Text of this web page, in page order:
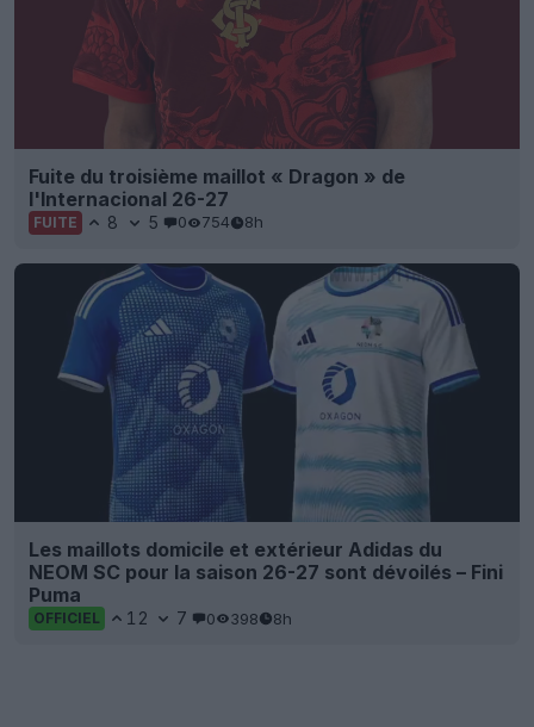
Fuite du troisième maillot « Dragon » de
l'Internacional 26-27
FUITE 8 5 0 754 8h
Les maillots domicile et extérieur Adidas du
NEOM SC pour la saison 26-27 sont dévoilés – Fini
Puma
OFFICIEL 12 7 0 398 8h